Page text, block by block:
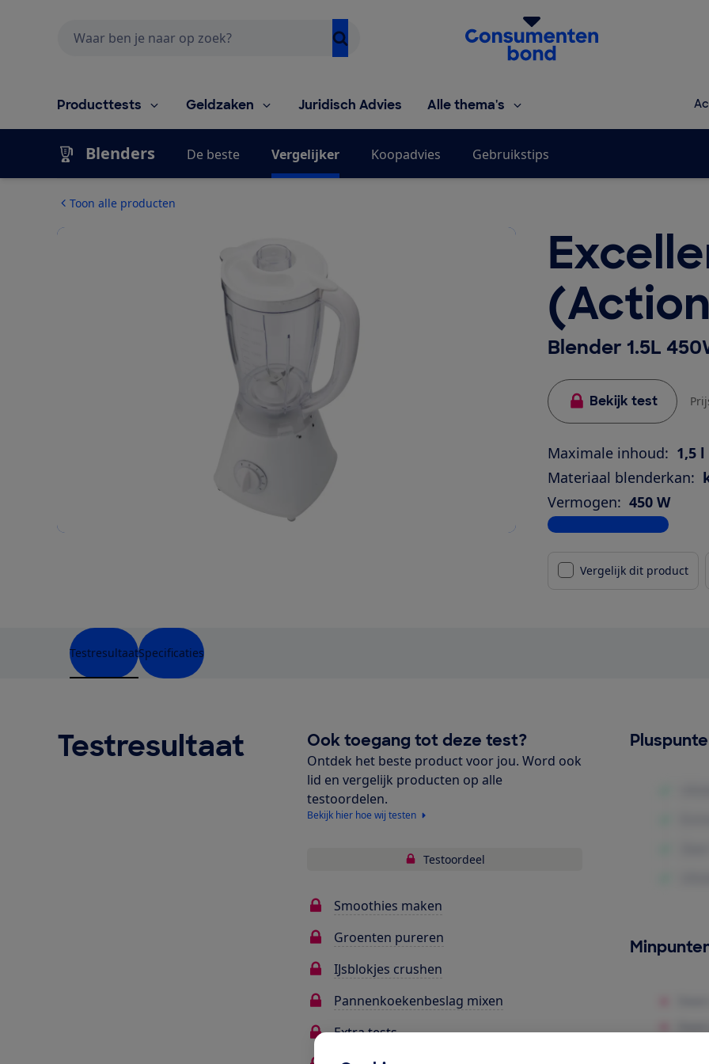
Homepage van de Consumentenbond
Producttests Geldzaken Juridisch Advies Alle thema's
Blenders De beste Vergelijker Koopadvies Gebruikstips
Toon alle producten
Blender 1.5L
Bekijk test
Maximale inhoud: 1,5 l
Materiaal blenderkan:
Vermogen: 450 W
Bekijk alle specificaties
Vergelijk dit product
TestresultaatSpecificaties
Testresultaat Ook toegang tot deze test?
Ontdek het beste product voor jou. Word ook
lid en vergelijk producten op alle
testoordelen.
Bekijk hier hoe wij testen
Testoordeel
Smoothies maken
Groenten pureren
IJsblokjes crushen
Pannenkoekenbeslag mixen
Extra tests